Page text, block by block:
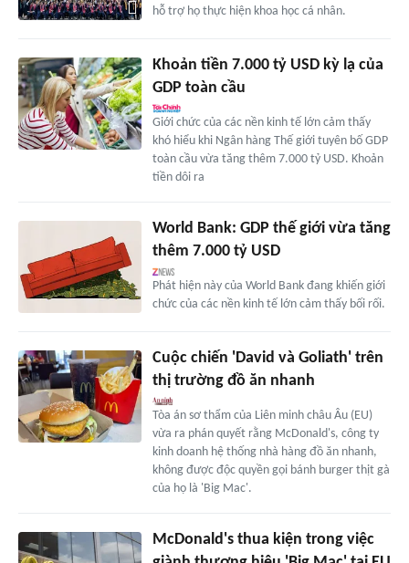
hỗ trợ họ thực hiện khoa học cá nhân.
Khoản tiền 7.000 tỷ USD kỳ lạ của
GDP toàn cầu
Giới chức của các nền kinh tế lớn cảm thấy
khó hiểu khi Ngân hàng Thế giới tuyên bố GDP
toàn cầu vừa tăng thêm 7.000 tỷ USD. Khoản
tiền dôi ra
World Bank: GDP thế giới vừa tăng
thêm 7.000 tỷ USD
Phát hiện này của World Bank đang khiến giới
chức của các nền kinh tế lớn cảm thấy bối rối.
Cuộc chiến 'David và Goliath' trên
thị trường đồ ăn nhanh
Tòa án sơ thẩm của Liên minh châu Âu (EU)
vừa ra phán quyết rằng McDonald's, công ty
kinh doanh hệ thống nhà hàng đồ ăn nhanh,
không được độc quyền gọi bánh burger thịt gà
của họ là 'Big Mac'.
McDonald's thua kiện trong việc